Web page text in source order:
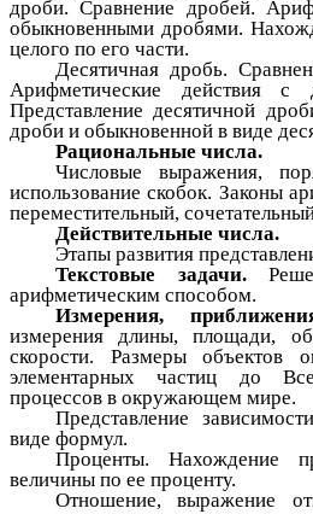
дроби. Сравнение дробей.
обыкновенными дробями.
целого по его части.
Десятичная дробь.
Арифметические действия с
Представление десятичной
дроби и обыкновенной в виде
Рациональные числа.
Числовые выражения,
использование скобок. Законы
переместительный,
Действительные числа.
Этапы развития
Текстовые задачи.
арифметическим способом.
Измерения,
измерения длины, площади,
скорости. Размеры объектов
элементарных частиц до
процессов в окружающем мире.
Представление
виде формул.
Проценты. Нахождение
величины по ее проценту.
Отношение, выражение